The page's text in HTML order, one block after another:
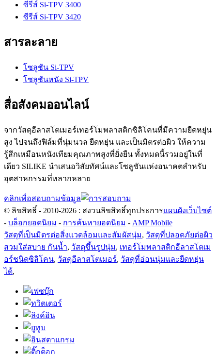
ซีรีส์ Si-TPV 3400
ซีรีส์ Si-TPV 3420
สารละลาย
โซลูชัน Si-TPV
โซลูชันหนัง Si-TPV
สื่อสังคมออนไลน์
จากวัสดุอีลาสโตเมอร์เทอร์โมพลาสติกซิลิโคนที่มีความยืดหยุ่น
สูง ไปจนถึงฟิล์มที่นุ่มนวล ยืดหยุ่น และเป็นมิตรต่อผิว ให้ความ
รู้สึกเหมือนหนังเทียมคุณภาพสูงที่ยั่งยืน ทั้งหมดนี้รวมอยู่ในที่
เดียว SILIKE นำเสนอวิสัยทัศน์และโซลูชันแห่งอนาคตสำหรับ
อุตสาหกรรมที่หลากหลาย
คลิกเพื่อสอบถามข้อมูล
© ลิขสิทธิ์ - 2010-2026 : สงวนลิขสิทธิ์ทุกประการแผนผังเว็บไซต์
- บล็อกยอดนิยม - การค้นหายอดนิยม - AMP Mobile
วัสดุที่เป็นมิตรต่อสิ่งแวดล้อมและสัมผัสนุ่ม, วัสดุที่ปลอดภัยต่อผิว
สวมใส่สบาย กันน้ำ, วัสดุขึ้นรูปนุ่ม, เทอร์โมพลาสติกอีลาสโตเม
อร์ชนิดซิลิโคน, วัสดุอีลาสโตเมอร์, วัสดุที่อ่อนนุ่มและยืดหยุ่น
ได้,